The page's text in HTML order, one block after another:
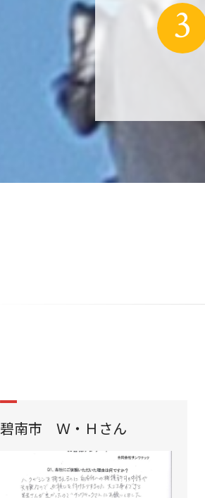
3
碧南市 Ｗ・Ｈさん